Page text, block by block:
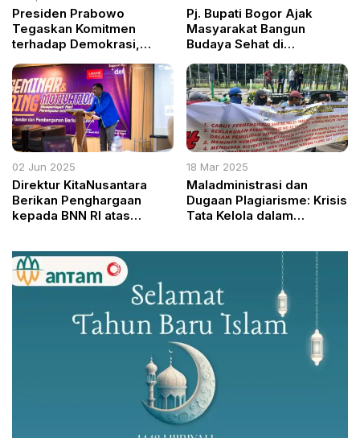
Presiden Prabowo
Tegaskan Komitmen
terhadap Demokrasi,
Reformasi TNI
Pj. Bupati Bogor Ajak
Masyarakat Bangun
Budaya Sehat di
Nasional ke-60
02 Jun 2025
Direktur KitaNusantara
Berikan Penghargaan
kepada BNN RI atas
dalam Sejarah
18 Mar 2025
Maladministrasi dan
Dugaan Plagiarisme: Krisis
Tata Kelola dalam